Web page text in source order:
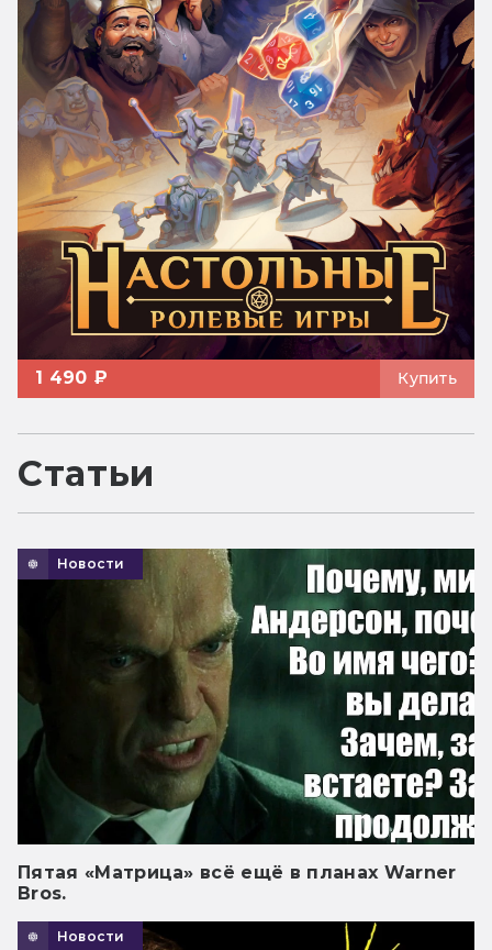
1 490 ₽ Купить
Статьи
Новости
Пятая «Матрица» всё ещё в планах Warner
Bros.
Новости